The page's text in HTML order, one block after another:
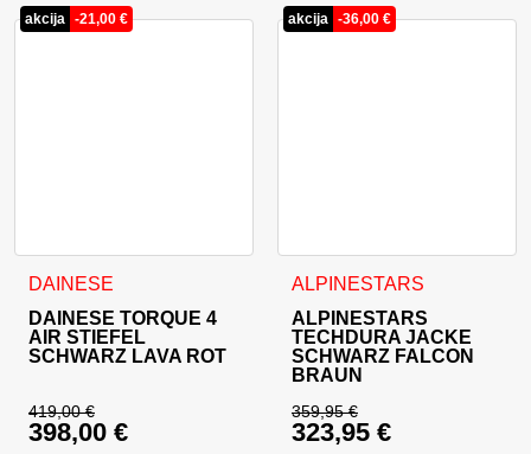
akcija -21,00 €
DAINESE
DAINESE TORQUE 4
AIR STIEFEL
SCHWARZ LAVA ROT
419,00€
Ursprünglicher Preis war: 419,00 €
398,00 €
Dieses Produkt weist mehrere Varianten auf. Die Optionen
akcija -36,00 €
ALPINESTARS
ALPINESTARS
TECHDURA JACKE
SCHWARZ FALCON
BRAUN
359,95€
Ursprünglicher
323,95 €
Dieses Produkt weist